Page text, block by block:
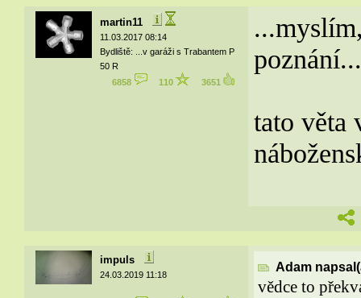
martin11
11.03.2017 08:14
Bydliště: ...v garáži s Trabantem P
50 R
6858
110 3651
poznání...
tato věta
impuls
24.03.2019 11:18
Adam
vědce to